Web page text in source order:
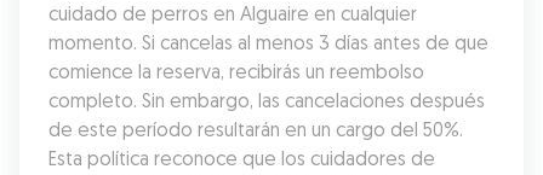
cuidado de perros en Alguaire en cualquier
momento. Si cancelas al menos 3 días antes de que
comience la reserva, recibirás un reembolso
completo. Sin embargo, las cancelaciones después
de este período resultarán en un cargo del 50%.
Esta política reconoce que los cuidadores de